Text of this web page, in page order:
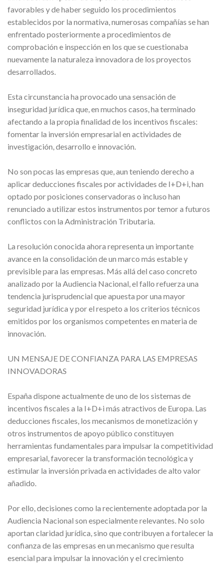
favorables y de haber seguido los procedimientos
establecidos por la normativa, numerosas compañías se han
enfrentado posteriormente a procedimientos de
comprobación e inspección en los que se cuestionaba
nuevamente la naturaleza innovadora de los proyectos
desarrollados.
Esta circunstancia ha provocado una sensación de
inseguridad jurídica que, en muchos casos, ha terminado
afectando a la propia finalidad de los incentivos fiscales:
fomentar la inversión empresarial en actividades de
investigación, desarrollo e innovación.
No son pocas las empresas que, aun teniendo derecho a
aplicar deducciones fiscales por actividades de I+D+i, han
optado por posiciones conservadoras o incluso han
renunciado a utilizar estos instrumentos por temor a futuros
conflictos con la Administración Tributaria.
La resolución conocida ahora representa un importante
avance en la consolidación de un marco más estable y
previsible para las empresas. Más allá del caso concreto
analizado por la Audiencia Nacional, el fallo refuerza una
tendencia jurisprudencial que apuesta por una mayor
seguridad jurídica y por el respeto a los criterios técnicos
emitidos por los organismos competentes en materia de
innovación.
UN MENSAJE DE CONFIANZA PARA LAS EMPRESAS
INNOVADORAS
España dispone actualmente de uno de los sistemas de
incentivos fiscales a la I+D+i más atractivos de Europa. Las
deducciones fiscales, los mecanismos de monetización y
otros instrumentos de apoyo público constituyen
herramientas fundamentales para impulsar la competitividad
empresarial, favorecer la transformación tecnológica y
estimular la inversión privada en actividades de alto valor
añadido.
Por ello, decisiones como la recientemente adoptada por la
Audiencia Nacional son especialmente relevantes. No solo
aportan claridad jurídica, sino que contribuyen a fortalecer la
confianza de las empresas en un mecanismo que resulta
esencial para impulsar la innovación y el crecimiento